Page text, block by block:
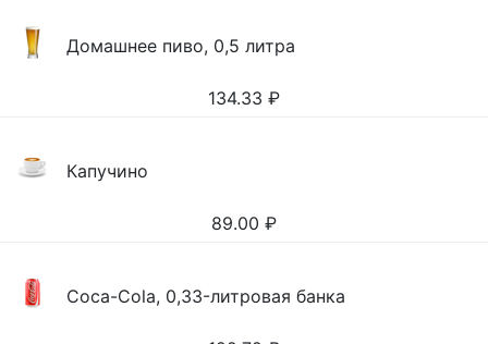
Домашнее пиво, 0,5 литра
134.33 ₽
Капучино
89.00 ₽
Coca-Cola, 0,33-литровая банка